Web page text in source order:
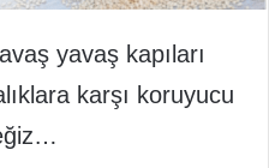
yavaş kapıları
karşı koruyucu